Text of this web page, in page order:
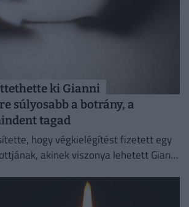
ki Gianni
súlyosabb a botrány, a
tagad
hogy végkielégítést fizetett egy
akinek viszonya lehetett Gianni